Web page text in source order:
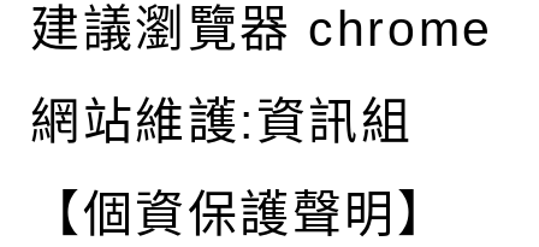
建議瀏覽器 chrome
網站維護:資訊組
【個資保護聲明】